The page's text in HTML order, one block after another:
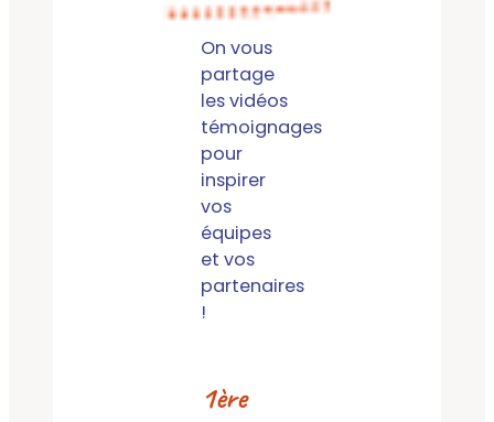
On vous
partage
les vidéos
témoignages
pour
inspirer
vos
équipes
et vos
partenaires
!
1ère